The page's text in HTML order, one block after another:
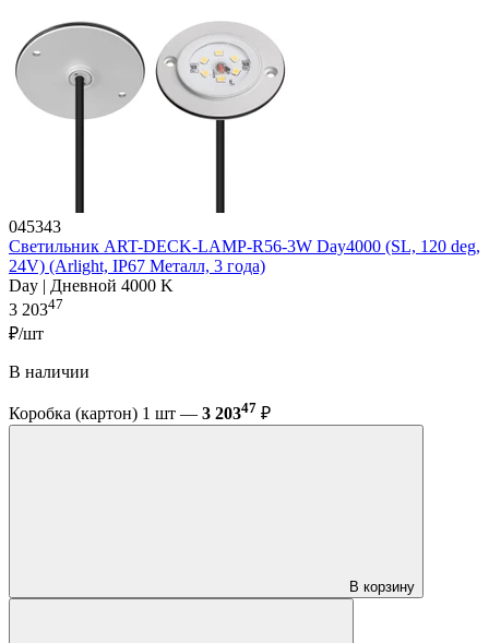
045343
Светильник ART-DECK-LAMP-R56-3W Day4000 (SL, 120 deg,
24V) (Arlight, IP67 Металл, 3 года)
Day | Дневной 4000 K
3 20347
₽/шт
В наличии
Коробка (картон) 1 шт — 3 20347 ₽
В корзину